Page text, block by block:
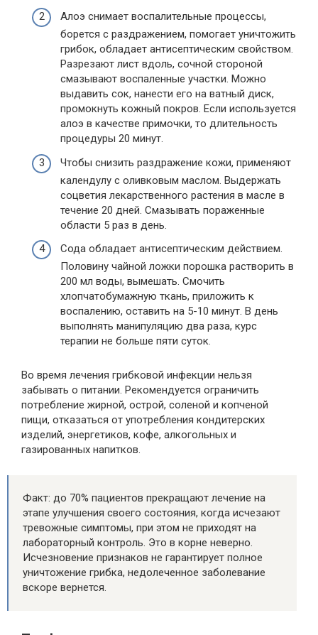
Алоэ снимает воспалительные процессы,
борется с раздражением, помогает уничтожить
грибок, обладает антисептическим свойством.
Разрезают лист вдоль, сочной стороной
смазывают воспаленные участки. Можно
выдавить сок, нанести его на ватный диск,
промокнуть кожный покров. Если используется
алоэ в качестве примочки, то длительность
процедуры 20 минут.
Чтобы снизить раздражение кожи, применяют
календулу с оливковым маслом. Выдержать
соцветия лекарственного растения в масле в
течение 20 дней. Смазывать пораженные
области 5 раз в день.
Сода обладает антисептическим действием.
Половину чайной ложки порошка растворить в
200 мл воды, вымешать. Смочить
хлопчатобумажную ткань, приложить к
воспалению, оставить на 5-10 минут. В день
выполнять манипуляцию два раза, курс
терапии не больше пяти суток.
Во время лечения грибковой инфекции нельзя
забывать о питании. Рекомендуется ограничить
потребление жирной, острой, соленой и копченой
пищи, отказаться от употребления кондитерских
изделий, энергетиков, кофе, алкогольных и
газированных напитков.
Факт: до 70% пациентов прекращают лечение на
этапе улучшения своего состояния, когда исчезают
тревожные симптомы, при этом не приходят на
лабораторный контроль. Это в корне неверно.
Исчезновение признаков не гарантирует полное
уничтожение грибка, недолеченное заболевание
вскоре вернется.